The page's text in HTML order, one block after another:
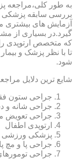
به طور کلی،مراجعه
بررسی سابقه
آزمایش های بیشتری
گیرد.در بسیاری از
که متخصص ارتوپدی
تا با نظر پزشک و
شود.
شایع ترین دلایل
جراحی ستون
جراحی شانه و
جراحی تعویض
ارتوپدی اطفال
پزشکی ورزشی
جراحی پا و مچ پا
جراحی